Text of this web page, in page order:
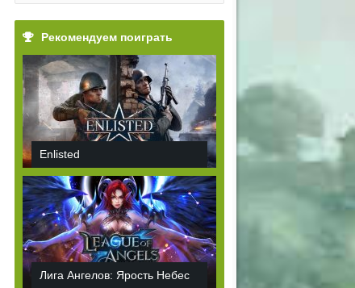
Рекомендуем поиграть
Enlisted
Лига Ангелов: Ярость Небес